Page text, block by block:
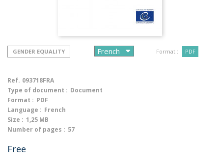
GENDER EQUALITY Format : PDF
Ref. 093718FRA
Type of document : Document
Format : PDF
Language : French
Size : 1,25 MB
Number of pages : 57
Free